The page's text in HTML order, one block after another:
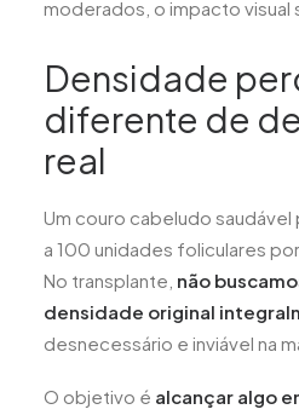
moderados, o impacto visual
Densidade
diferente de
real
Um couro cabeludo
a 100 unidades foliculares
No transplante, não
densidade original
desnecessário e inviável na
O objetivo é alcançar algo